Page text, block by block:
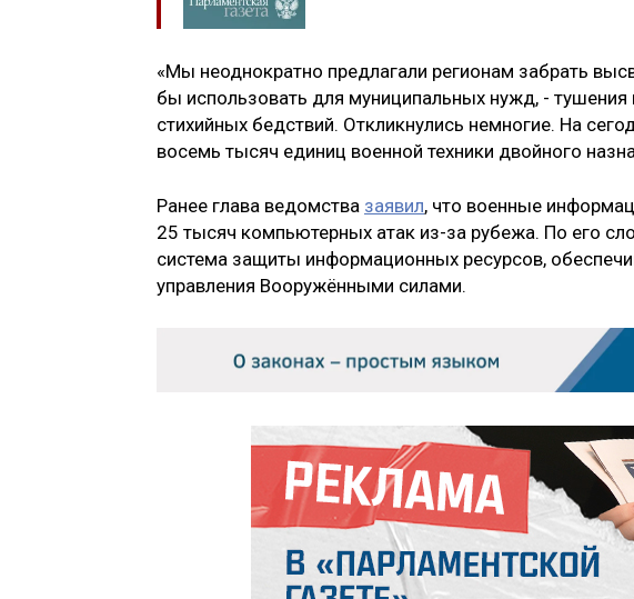
«Мы неоднократно предлагали регионам забрать
бы использовать для муниципальных нужд, -
стихийных бедствий. Откликнулись немногие. На
восемь тысяч единиц военной техники двойного
Ранее глава ведомства заявил, что военные
25 тысяч компьютерных атак из-за рубежа. По его
система защиты информационных ресурсов,
управления Вооружёнными силами.